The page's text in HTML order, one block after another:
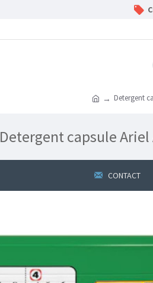
Detergent
Detergent capsule
CONTACT